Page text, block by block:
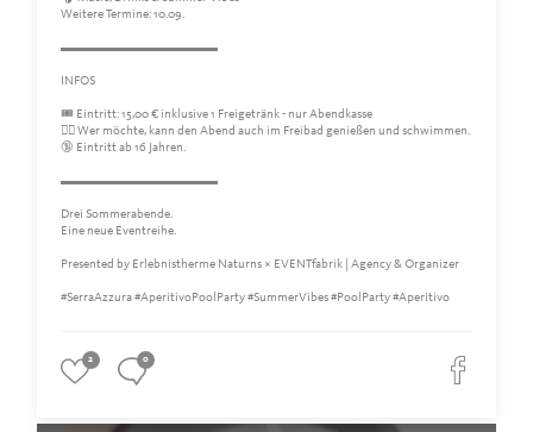
Weitere Termine: 10.09.
▬▬▬▬▬▬▬▬▬▬▬▬
INFOS
🎟 Eintritt: 15,00 € inklusive 1 Freigetränk - nur Abendkasse
🏊‍♀️ Wer möchte, kann den Abend auch im Freibad genießen und schwimmen.
🔞 Eintritt ab 16 Jahren.
▬▬▬▬▬▬▬▬▬▬▬▬
Drei Sommerabende.
Eine neue Eventreihe.
Presented by Erlebnistherme Naturns × EVENTfabrik | Agency & Organizer
#SerraAzzura #AperitivoPoolParty #SummerVibes #PoolParty #Aperitivo
2 0